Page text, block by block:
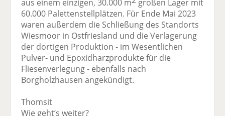
aus einem einzigen, 30.000 m
großen Lager mit
60.000 Palettenstellplätzen. Für Ende Mai 2023
waren außerdem die Schließung des Standorts
Wiesmoor in Ostfriesland und die Verlagerung
der dortigen Produktion - im Wesentlichen
Pulver- und Epoxidharzprodukte für die
Fliesenverlegung - ebenfalls nach
Borgholzhausen angekündigt.
Thomsit
Wie geht’s weiter?